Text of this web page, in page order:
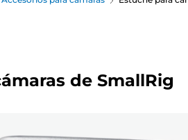
de SmallRig